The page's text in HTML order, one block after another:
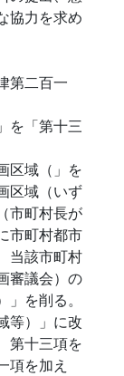
協力を求め
第二百一
を「第十三
区域（」を
区域（いず
市町村長が
市町村都市
当該市町村
審議会）の
を削る。
等）」に改
第十三項を
項を加え